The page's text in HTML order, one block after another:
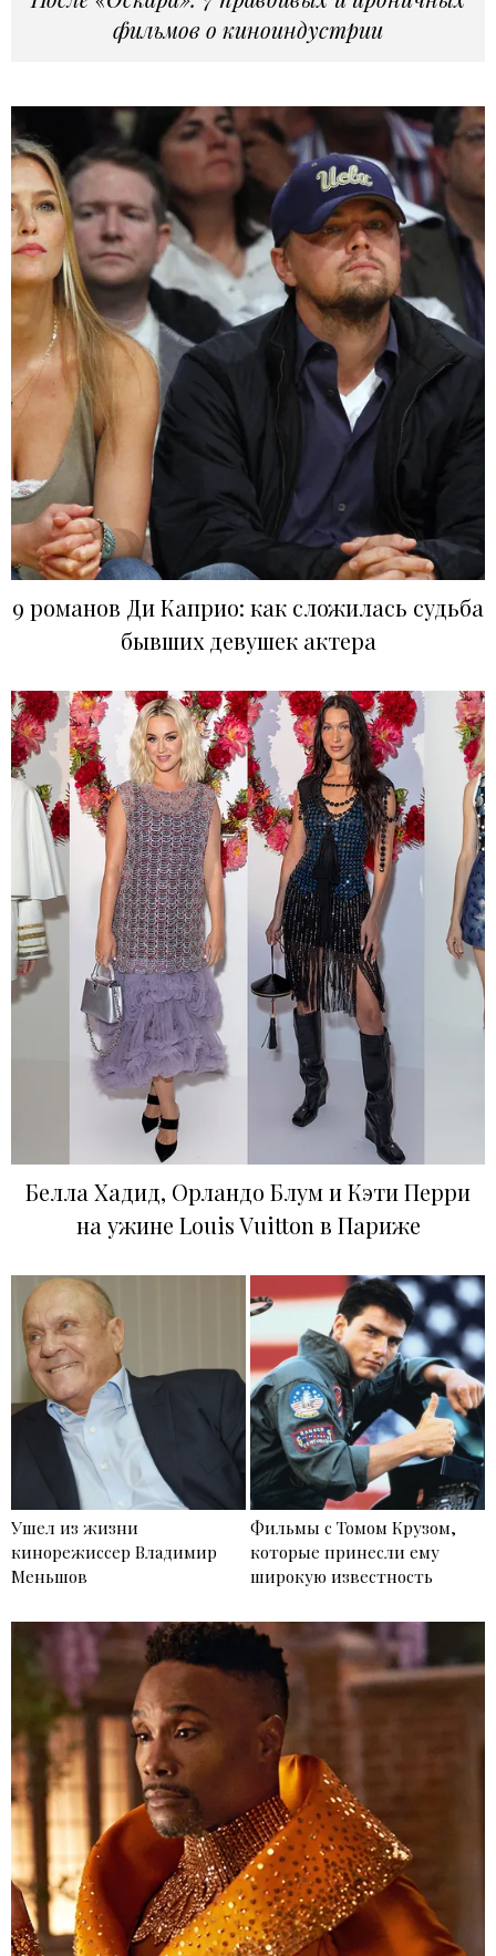
фильмов о киноиндустрии
9 романов Ди Каприо: как сложилась судьба
бывших девушек актера
Белла Хадид, Орландо Блум и Кэти Перри
на ужине Louis Vuitton в Париже
Ушел из жизни
кинорежиссер Владимир
Меньшов
Фильмы с Томом Крузом,
которые принесли ему
широкую известность